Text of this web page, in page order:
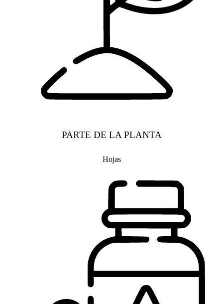
PARTE DE LA PLANTA
Hojas